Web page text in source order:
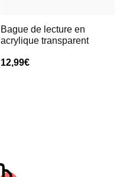
Bague de lecture en
acrylique transparent
12,99€